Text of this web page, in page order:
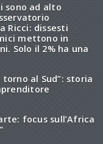
sono ad alto
Ricci: dissesti
mettono in
Solo il 2% ha una
al Sud”: storia
focus sull’Africa